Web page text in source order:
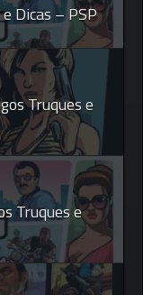
Dicas – PSP
Truques e
Truques e